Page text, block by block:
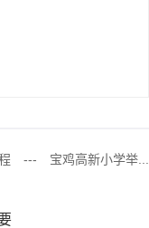
--- 宝鸡高新小学举...